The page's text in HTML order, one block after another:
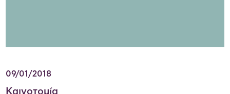
09/01/2018
Καινοτομία